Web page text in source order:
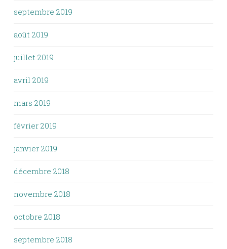
septembre 2019
août 2019
juillet 2019
avril 2019
mars 2019
février 2019
janvier 2019
décembre 2018
novembre 2018
octobre 2018
septembre 2018